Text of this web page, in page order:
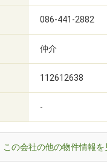
086-441-2882
仲介
112612638
-
この会社の他の物件情報を